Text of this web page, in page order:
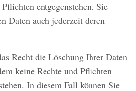
entgegenstehen. Sie
Daten auch jederzeit deren
Recht die Löschung Ihrer Daten
keine Rechte und Pflichten
In diesem Fall können Sie